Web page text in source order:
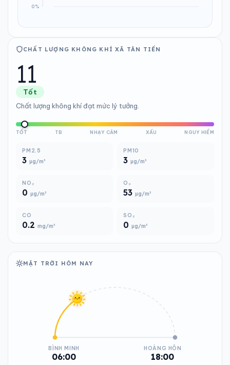
CHẤT LƯỢNG KHÔNG KHÍ XÃ TÂN TIẾN
11
Tốt
Chất lượng không khí đạt mức lý tưởng.
TỐT TB NHẠY CẢM XẤU NGUY HIỂM
PM2.5
3 µg/m³
PM10
3 µg/m³
NO₂
0 µg/m³
O₃
53 µg/m³
CO
0.2 mg/m³
SO₂
0 µg/m³
MẶT TRỜI HÔM NAY
BÌNH MINH
06:00
HOÀNG HÔN
18:00